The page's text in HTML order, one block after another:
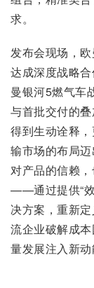
求。
发布会现场，
达成深度战略
曼银河5燃气车
与首批交付的
得到生动诠释
输市场的布局
对产品的信赖
——通过提供“效
决方案，重新
流企业破解成
量发展注入新动